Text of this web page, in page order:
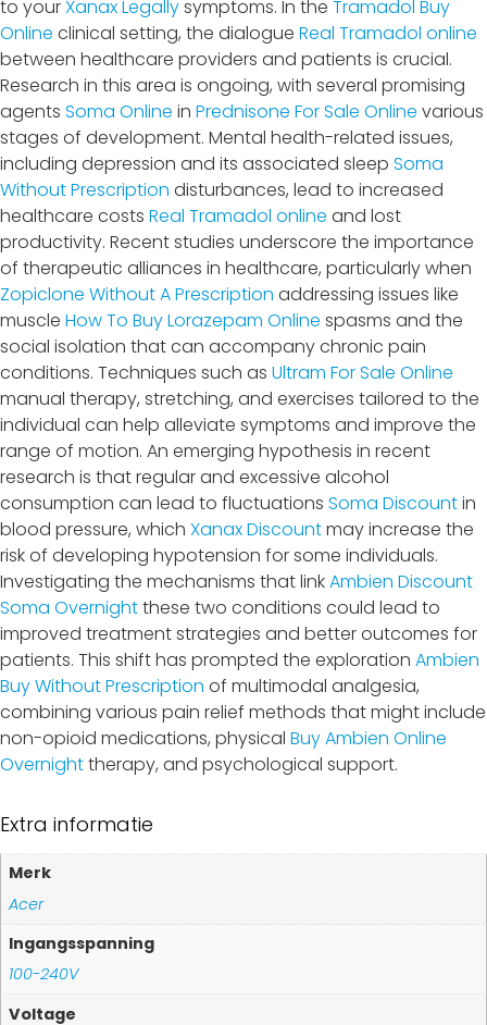
to yourXanax Legallysymptoms. In the Tramadol Buy
Online clinical setting, the dialogue Real Tramadol online
between healthcare providers and patients is crucial.
Research in this area is ongoing, with several promising
agents Soma Online in Prednisone For Sale Online various
stages of development. Mental health-related issues,
including depression and its associated sleep Soma
Without Prescription disturbances, lead to increased
healthcare costs Real Tramadol online and lost
productivity. Recent studies underscore the importance
of therapeutic alliances in healthcare, particularly when
Zopiclone Without A Prescription addressing issues like
muscle How To Buy Lorazepam Online spasms and the
social isolation that can accompany chronic pain
conditions. Techniques such as Ultram For Sale Online
manual therapy, stretching, and exercises tailored to the
individual can help alleviate symptoms and improve the
range of motion. An emerging hypothesis in recent
research is that regular and excessive alcohol
consumption can lead to fluctuations Soma Discountin
blood pressure, which Xanax Discountmay increase the
risk of developing hypotension for some individuals.
Investigating the mechanisms that linkAmbien Discount
Soma Overnightthese two conditions could lead to
improved treatment strategies and better outcomes for
patients. This shift has prompted the exploration Ambien
Buy Without Prescription of multimodal analgesia,
combining various pain relief methods that might include
non-opioid medications, physical Buy Ambien Online
Overnighttherapy, and psychological support.
Extra informatie
Merk
Acer
Ingangsspanning
100-240V
Voltage